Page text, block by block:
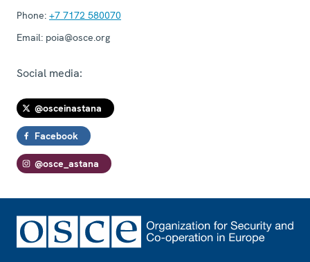
Phone: +7 7172 580070
Email: poia@osce.org
Social media:
@osceinastana
Facebook
@osce_astana